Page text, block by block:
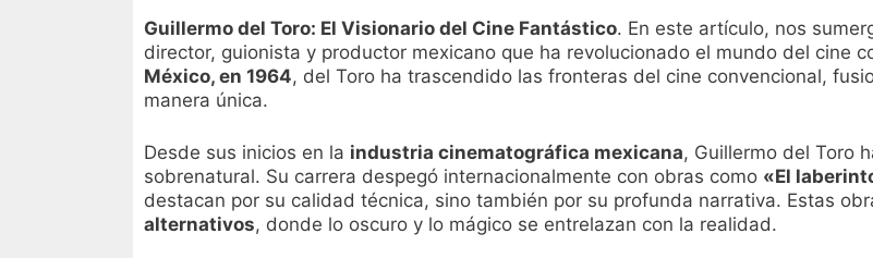
Guillermo del Toro: El Visionario del Cine Fantástico. En este artículo, nos
director, guionista y productor mexicano que ha revolucionado el mundo del cine
México, en 1964, del Toro ha trascendido las fronteras del cine convencional,
manera única.
Desde sus inicios en la industria cinematográfica mexicana, Guillermo del Toro
sobrenatural. Su carrera despegó internacionalmente con obras como «El
destacan por su calidad técnica, sino también por su profunda narrativa. Estas
alternativos, donde lo oscuro y lo mágico se entrelazan con la realidad.